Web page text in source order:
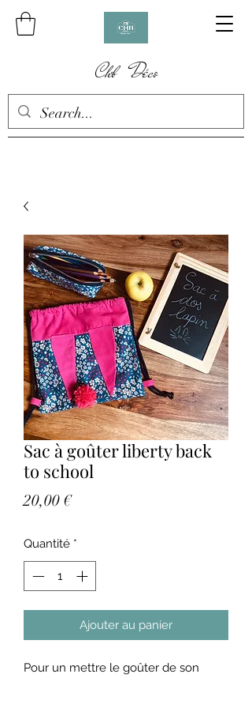
Chb Déco
Sac à goûter liberty back
to school
20,00 €Prix
Quantité *
Ajouter au panier
Pour un mettre le goûter de son